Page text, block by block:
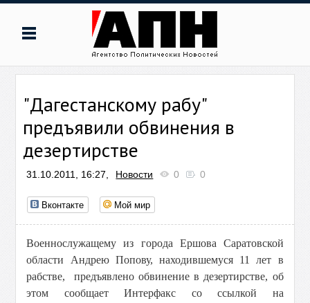
"Дагестанскому рабу"
предъявили обвинения в
дезертирстве
31.10.2011, 16:27, Новости 0 0
Вконтакте Мой мир
Военнослужащему из города Ершова Саратовской
области Андрею Попову, находившемуся 11 лет в
рабстве, предъявлено обвинение в дезертирстве, об
этом сообщает Интерфакс со ссылкой на